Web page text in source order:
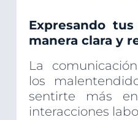
Expresando
manera clara y
La
los
sentirte más
interacciones